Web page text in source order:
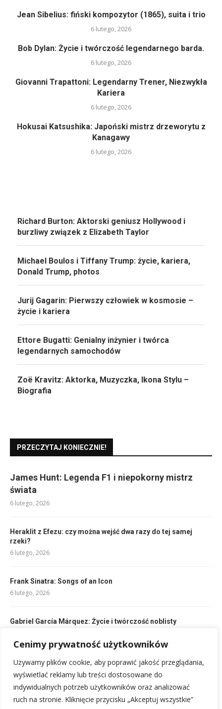
Cenimy prywatność użytkowników
Używamy plików cookie, aby poprawić jakość przeglądania,
wyświetlać reklamy lub treści dostosowane do
indywidualnych potrzeb użytkowników oraz analizować
ruch na stronie. Kliknięcie przycisku „Akceptuj wszystkie”
Jean Sibelius: fiński kompozytor (1865), suita i trio
6 lutego, 2026
Bob Dylan: Życie i twórczość legendarnego barda.
6 lutego, 2026
Giovanni Trapattoni: Legendarny Trener, Niezwykła
Kariera
6 lutego, 2026
Hokusai Katsushika: Japoński mistrz drzeworytu z
Kanagawy
6 lutego, 2026
Richard Burton: Aktorski geniusz Hollywood i
burzliwy związek z Elizabeth Taylor
Michael Boulos i Tiffany Trump: życie, kariera,
Donald Trump, photos
Jurij Gagarin: Pierwszy człowiek w kosmosie –
życie i kariera
Ettore Bugatti: Genialny inżynier i twórca
legendarnych samochodów
Zoë Kravitz: Aktorka, Muzyczka, Ikona Stylu –
Biografia
PRZECZYTAJ KONIECZNIE!
James Hunt: Legenda F1 i niepokorny mistrz
świata
6 lutego, 2026
Heraklit z Efezu: czy można wejść dwa razy do tej samej
rzeki?
6 lutego, 2026
Frank Sinatra: Songs of an Icon
6 lutego, 2026
Gabriel García Márquez: Życie i twórczość noblisty
Guardiola: Pep Guardiola, Josep Guardiola – biografia
trenera
6 lutego, 2026